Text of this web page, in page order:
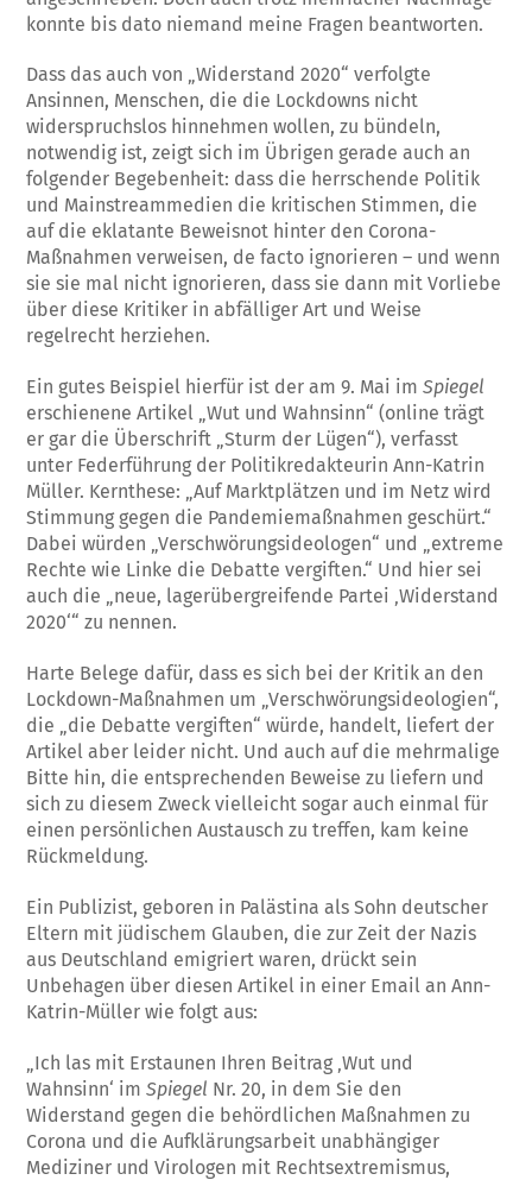
konnte bis dato niemand meine Fragen beantworten.
Dass das auch von „Widerstand 2020“ verfolgte
Ansinnen, Menschen, die die Lockdowns nicht
widerspruchslos hinnehmen wollen, zu bündeln,
notwendig ist, zeigt sich im Übrigen gerade auch an
folgender Begebenheit: dass die herrschende Politik
und Mainstreammedien die kritischen Stimmen, die
auf die eklatante Beweisnot hinter den Corona-
Maßnahmen verweisen, de facto ignorieren – und wenn
sie sie mal nicht ignorieren, dass sie dann mit Vorliebe
über diese Kritiker in abfälliger Art und Weise
regelrecht herziehen.
Ein gutes Beispiel hierfür ist der am 9. Mai imSpiegel
erschienene Artikel „Wut und Wahnsinn“ (online trägt
er gar die Überschrift „Sturm der Lügen“), verfasst
unter Federführung der Politikredakteurin Ann-Katrin
Müller. Kernthese: „Auf Marktplätzen und im Netz wird
Stimmung gegen die Pandemiemaßnahmen geschürt.“
Dabei würden „Verschwörungsideologen“ und „extreme
Rechte wie Linke die Debatte vergiften.“ Und hier sei
auch die „neue, lagerübergreifende Partei ‚Widerstand
2020‘“ zu nennen.
Harte Belege dafür, dass es sich bei der Kritik an den
Lockdown-Maßnahmen um „Verschwörungsideologien“,
die „die Debatte vergiften“ würde, handelt, liefert der
Artikel aber leider nicht. Und auch auf die mehrmalige
Bitte hin, die entsprechenden Beweise zu liefern und
sich zu diesem Zweck vielleicht sogar auch einmal für
einen persönlichen Austausch zu treffen, kam keine
Rückmeldung.
Ein Publizist, geboren in Palästina als Sohn deutscher
Eltern mit jüdischem Glauben, die zur Zeit der Nazis
aus Deutschland emigriert waren, drückt sein
Unbehagen über diesen Artikel in einer Email an Ann-
Katrin-Müller wie folgt aus:
„Ich las mit Erstaunen Ihren Beitrag ‚Wut und
Wahnsinn‘ imSpiegel Nr. 20, in dem Sie den
Widerstand gegen die behördlichen Maßnahmen zu
Corona und die Aufklärungsarbeit unabhängiger
Mediziner und Virologen mit Rechtsextremismus,